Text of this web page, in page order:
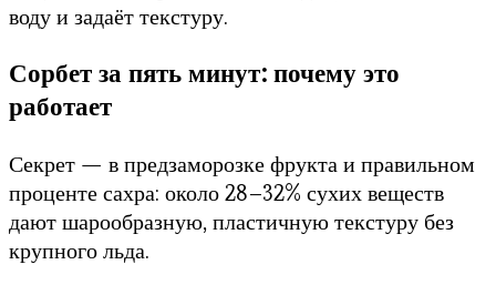
воду и задаёт текстуру.
Сорбет за пять минут: почему это
работает
Секрет — в предзаморозке фрукта и правильном
проценте сахра: около 28–32% сухих веществ
дают шарообразную, пластичную текстуру без
крупного льда.